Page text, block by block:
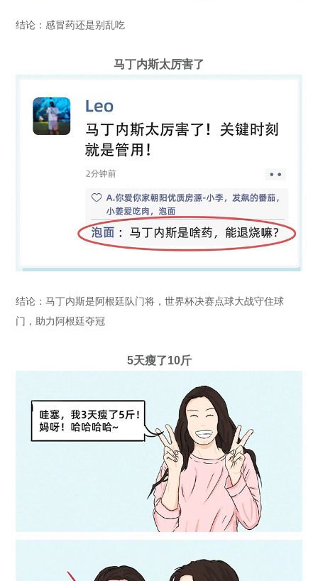
结论：感冒药还是别乱吃
马丁内斯太厉害了
结论：马丁内斯是阿根廷队门将，世界杯决赛点球大战守住球
门，助力阿根廷夺冠
5天瘦了10斤